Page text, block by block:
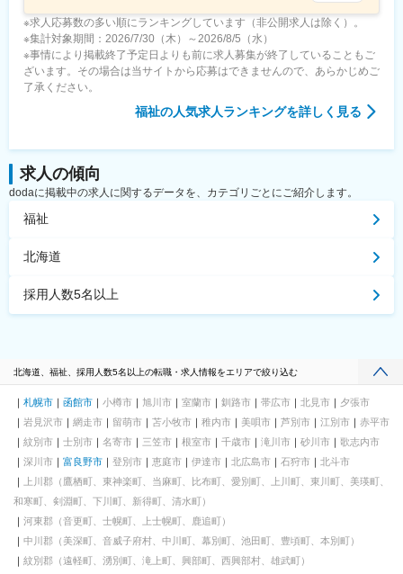
※求人応募数の多い順にランキングしています（非公開求人は除く）。
※集計対象期間：2026/7/30（木）～2026/8/5（水）
※事情により掲載終了予定日よりも前に求人募集が終了していることもご
ざいます。その場合は当サイトから応募はできませんので、あらかじめご
了承ください。
福祉の人気求人ランキングを詳しく見る
求人の傾向
dodaに掲載中の求人に関するデータを、カテゴリごとにご紹介します。
福祉
北海道
採用人数5名以上
北海道、福祉、採用人数5名以上の転職・求人情報をエリアで絞り込む
札幌市 函館市 小樽市 旭川市 室蘭市 釧路市 帯広市 北見市
夕張市
岩見沢市
網走市 留萌市 苫小牧市 稚内市 美唄市 芦別市 江別市
赤平市
紋別市
士別市 名寄市 三笠市 根室市 千歳市 滝川市 砂川市
歌志内市
深川市
富良野市 登別市 恵庭市 伊達市 北広島市 石狩市
北斗市
上川郡（鷹栖町、東神楽町、当麻町、比布町、愛別町、上川町、東川町、美瑛町、
和寒町、剣淵町、下川町、新得町、清水町）
河東郡（音更町、士幌町、上士幌町、鹿追町）
中川郡（美深町、音威子府村、中川町、幕別町、池田町、豊頃町、本別町）
紋別郡（遠軽町、湧別町、滝上町、興部町、西興部村、雄武町）